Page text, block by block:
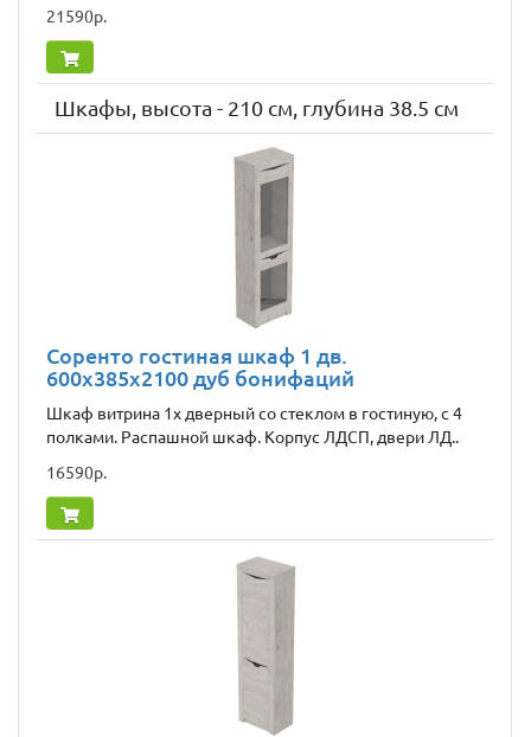
21590р.
Шкафы, высота - 210 см, глубина 38.5 см
Соренто гостиная шкаф 1 дв.
600x385x2100 дуб бонифаций
Шкаф витрина 1х дверный со стеклом в гостиную, с 4
полками. Распашной шкаф. Корпус ЛДСП, двери ЛД..
16590р.